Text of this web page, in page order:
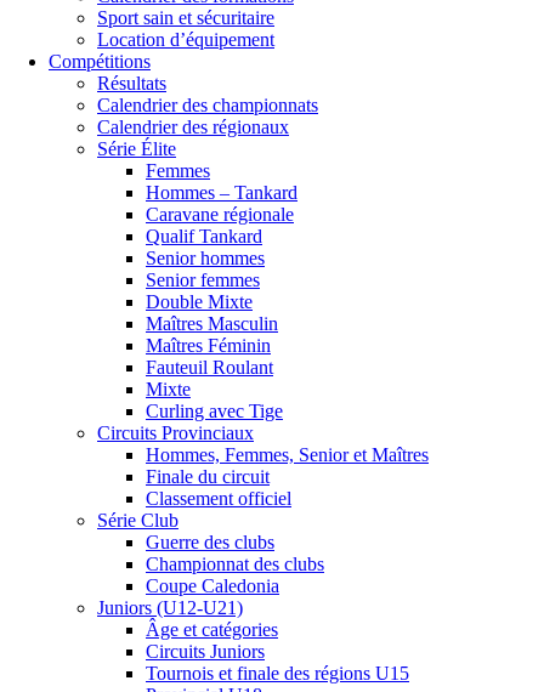
Sport sain et sécuritaire
Location d’équipement
Compétitions
Résultats
Calendrier des championnats
Calendrier des régionaux
Série Élite
Femmes
Hommes – Tankard
Caravane régionale
Qualif Tankard
Senior hommes
Senior femmes
Double Mixte
Maîtres Masculin
Maîtres Féminin
Fauteuil Roulant
Mixte
Curling avec Tige
Circuits Provinciaux
Hommes, Femmes, Senior et Maîtres
Finale du circuit
Classement officiel
Série Club
Guerre des clubs
Championnat des clubs
Coupe Caledonia
Juniors (U12-U21)
Âge et catégories
Circuits Juniors
Tournois et finale des régions U15